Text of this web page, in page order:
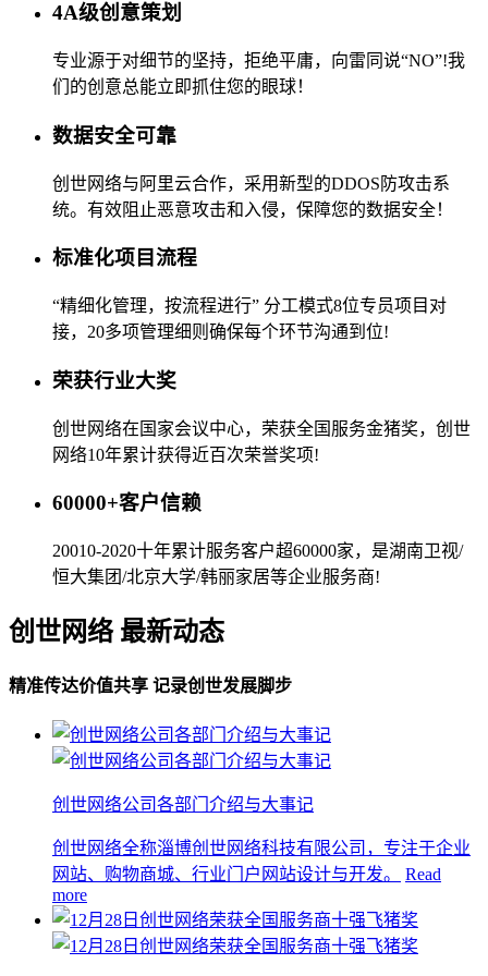
4A级创意策划
专业源于对细节的坚持，拒绝平庸，向雷同说“NO”!我
们的创意总能立即抓住您的眼球！
数据安全可靠
创世网络与阿里云合作，采用新型的DDOS防攻击系
统。有效阻止恶意攻击和入侵，保障您的数据安全！
标准化项目流程
“精细化管理，按流程进行” 分工模式8位专员项目对
接，20多项管理细则确保每个环节沟通到位!
荣获行业大奖
创世网络在国家会议中心，荣获全国服务金猪奖，创世
网络10年累计获得近百次荣誉奖项!
60000+客户信赖
20010-2020十年累计服务客户超60000家，是湖南卫视/
恒大集团/北京大学/韩丽家居等企业服务商!
创世网络 最新动态
精准传达价值共享 记录创世发展脚步
创世网络公司各部门介绍与大事记
创世网络全称淄博创世网络科技有限公司，专注于企业
网站、购物商城、行业门户网站设计与开发。
Read
more